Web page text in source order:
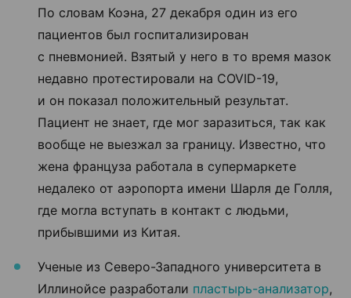
По словам Коэна, 27 декабря один из его
пациентов был госпитализирован
с пневмонией. Взятый у него в то время мазок
недавно протестировали на COVID-19,
и он показал положительный результат.
Пациент не знает, где мог заразиться, так как
вообще не выезжал за границу. Известно, что
жена француза работала в супермаркете
недалеко от аэропорта имени Шарля де Голля,
где могла вступать в контакт с людьми,
прибывшими из Китая.
Ученые из Северо-Западного университета в
Иллинойсе разработали пластырь-анализатор,